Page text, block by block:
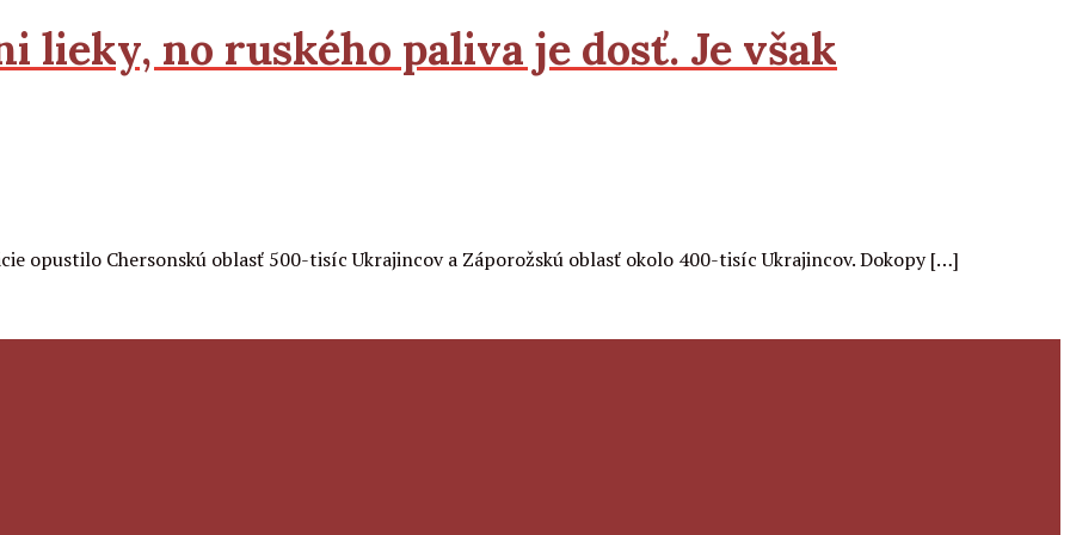
lieky, no ruského paliva je dosť. Je však
opustilo Chersonskú oblasť 500-tisíc Ukrajincov a Záporožskú oblasť okolo 400-tisíc Ukrajincov. Dokopy […]